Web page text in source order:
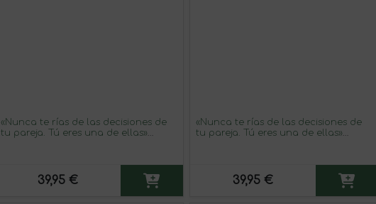
«Nunca te rías de las decisiones de
tu pareja. Tú eres una de ellas»
39,95 €
«Nunca te rías de las decisiones de
tu pareja. Tú eres una de ellas»
39,95 €